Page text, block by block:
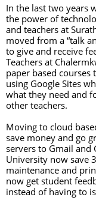
In the last two years
the power of
and teachers at
moved from a “talk
to give and receive
Teachers at
paper based courses
using Google Sites
what they need and
other teachers.
Moving to cloud
save money and go
servers to Gmail and
University now save
maintenance and
now get student
instead of having to